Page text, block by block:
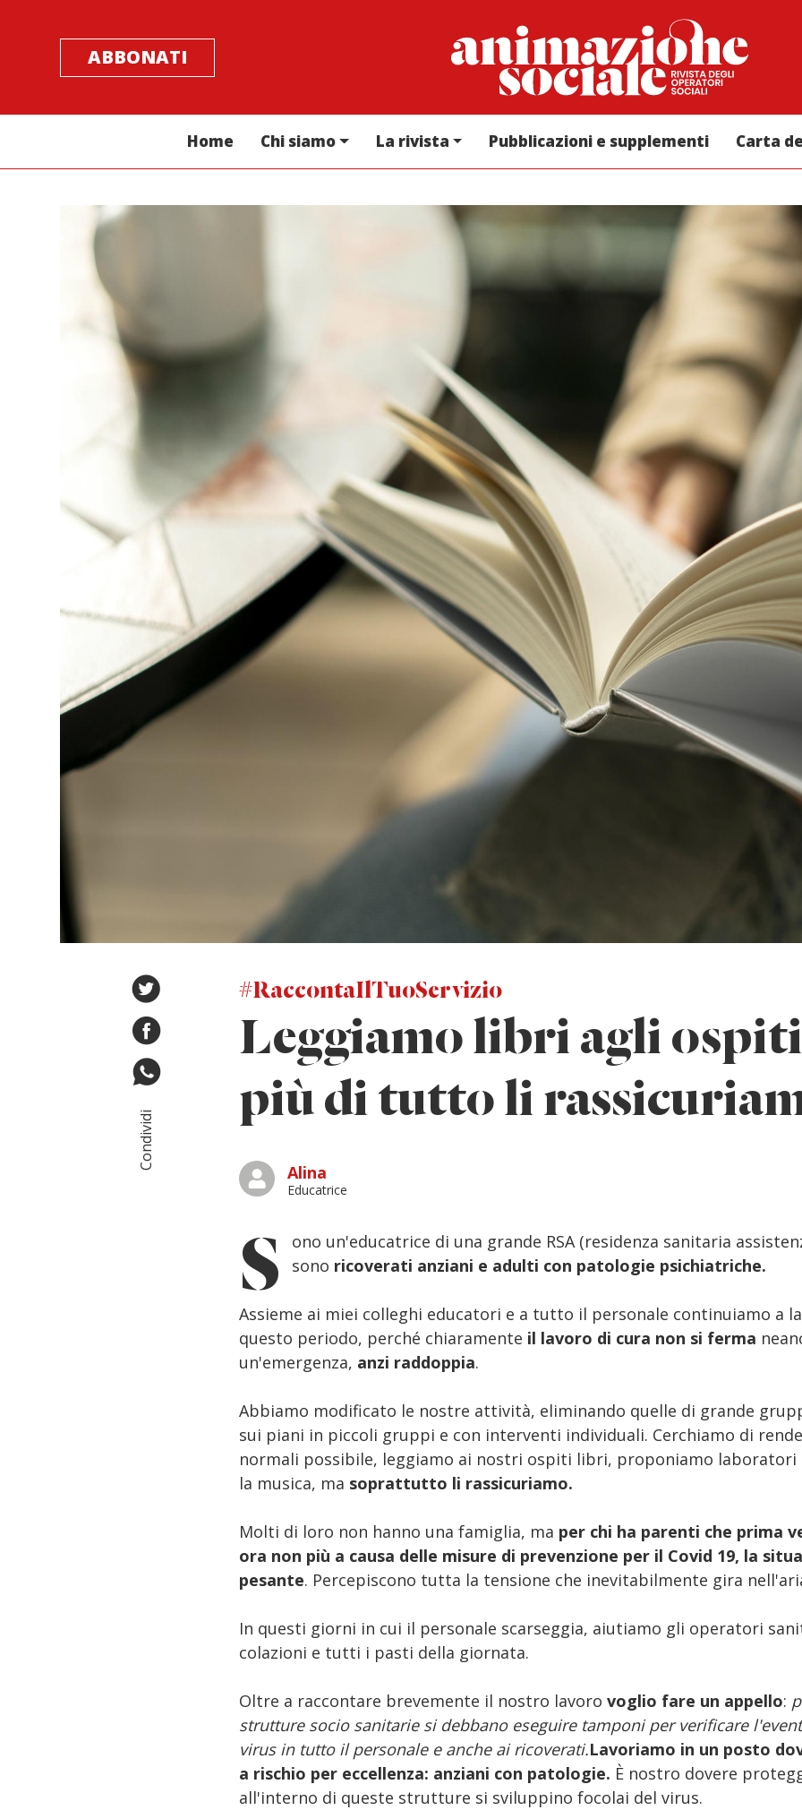
ABBONATI
Home Chi siamo La rivista Pubblicazioni e supplementi Carta
#RaccontaIlTuoServizio
Leggiamo libri agli
più di tutto li
Alina
Educatrice
Condividi
S
ono un'educatrice di una grande RSA (residenza sanitaria
sono ricoverati anziani e adulti con patologie psichiatriche.
Assieme ai miei colleghi educatori e a tutto il personale continuiamo a
questo periodo, perché chiaramente il lavoro di cura non si ferma
un'emergenza, anzi raddoppia.
Abbiamo modificato le nostre attività, eliminando quelle di grande
sui piani in piccoli gruppi e con interventi individuali. Cerchiamo di
normali possibile, leggiamo ai nostri ospiti libri, proponiamo laboratori
la musica, ma soprattutto li rassicuriamo.
Molti di loro non hanno una famiglia, ma per chi ha parenti che prima
ora non più a causa delle misure di prevenzione per il Covid 19, la
pesante. Percepiscono tutta la tensione che inevitabilmente gira
In questi giorni in cui il personale scarseggia, aiutiamo gli operatori
colazioni e tutti i pasti della giornata.
Oltre a raccontare brevemente il nostro lavoro voglio fare un appello:
strutture socio sanitarie si debbano eseguire tamponi per verificare
virus in tutto il personale e anche ai ricoverati.Lavoriamo in un posto
a rischio per eccellenza: anziani con patologie. È nostro dovere
all'interno di queste strutture si sviluppino focolai del virus.